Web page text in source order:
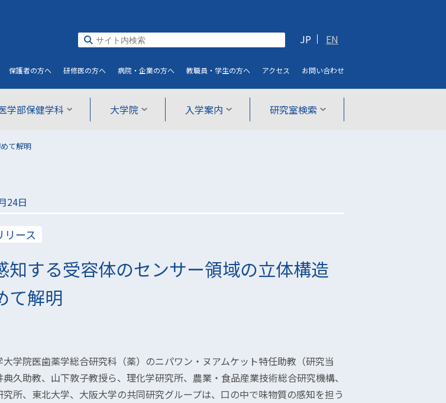
学部保健学科 大学院 入学案内 研究室検索
JP EN
保護者の方へ 研修医の方へ 病院・企業の方へ 教職員・学生の方へ アクセス お問い合わせ
て解明
24日
リース
知する受容体のセンサー領域の立体構造
て解明
学院医歯薬学総合研究科（薬）のニパワン・ヌアムケット特任助教（研究当
久助教、山下敦子教授ら、理化学研究所、農業・食品産業技術総合研究機構、
所、東北大学、大阪大学の共同研究グループは、口の中で味物質の感知を担う